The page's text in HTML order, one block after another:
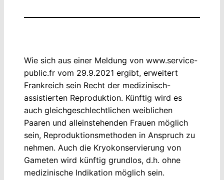
Wie sich aus einer Meldung von www.service-
public.fr vom 29.9.2021 ergibt, erweitert
Frankreich sein Recht der medizinisch-
assistierten Reproduktion. Künftig wird es
auch gleichgeschlechtlichen weiblichen
Paaren und alleinstehenden Frauen möglich
sein, Reproduktionsmethoden in Anspruch zu
nehmen. Auch die Kryokonservierung von
Gameten wird künftig grundlos, d.h. ohne
medizinische Indikation möglich sein.